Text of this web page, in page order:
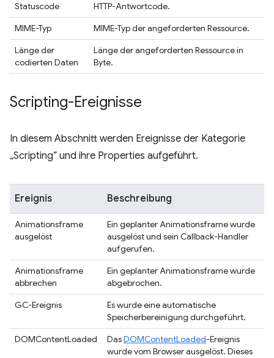
Statuscode
HTTP-Antwortcode.
MIME-Typ
MIME-Typ der angeforderten Ressource.
Länge der
codierten Daten
Länge der angeforderten Ressource in
Byte.
Scripting-Ereignisse
In diesem Abschnitt werden Ereignisse der Kategorie
„Scripting“ und ihre Properties aufgeführt.
Ereignis Beschreibung
Animationsframe
ausgelöst
Ein geplanter Animationsframe wurde
ausgelöst und sein Callback-Handler
aufgerufen.
Animationsframe
abbrechen
Ein geplanter Animationsframe wurde
abgebrochen.
GC-Ereignis
Es wurde eine automatische
Speicherbereinigung durchgeführt.
DOMContentLoaded
DasDOMContentLoaded-Ereignis
wurde vom Browser ausgelöst. Dieses